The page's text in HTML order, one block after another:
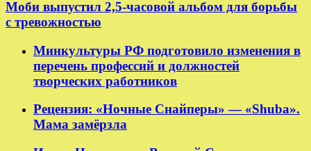
Моби выпустил 2,5-часовой альбом для борьбы
с тревожностью
Минкультуры РФ подготовило изменения в
перечень профессий и должностей
творческих работников
Рецензия: «Ночные Снайперы» — «Shuba».
Мама замёрзла